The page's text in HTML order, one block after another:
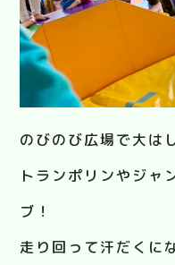
のびのび広場で大は
トランポリンやジャ
ブ！
走り回って汗だくに